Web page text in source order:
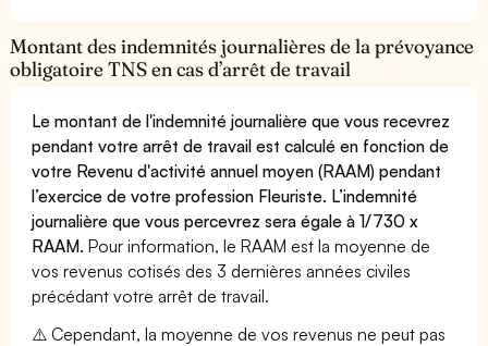
Montant des indemnités journalières de la prévoyance
obligatoire TNS en cas d’arrêt de travail
Le montant de l'indemnité journalière que vous recevrez
pendant votre arrêt de travail est calculé en fonction de
votre Revenu d'activité annuel moyen (RAAM) pendant
l’exercice de votre profession Fleuriste. L’indemnité
journalière que vous percevrez sera égale à 1/730 x
RAAM. Pour information, le RAAM est la moyenne de
vos revenus cotisés des 3 dernières années civiles
précédant votre arrêt de travail.
⚠️ Cependant, la moyenne de vos revenus ne peut pas